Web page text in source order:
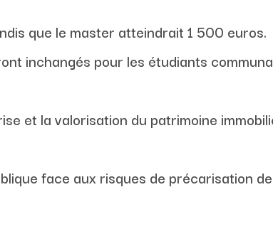
que le master atteindrait 1 500 euros.
inchangés pour les étudiants
et la valorisation du patrimoine
face aux risques de précarisation